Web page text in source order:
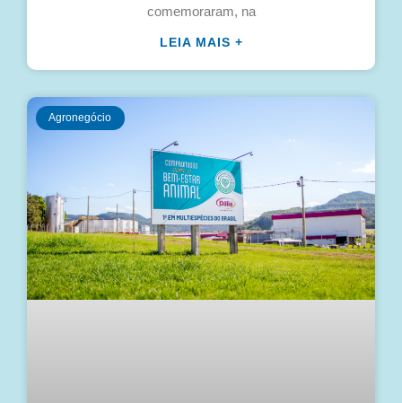
comemoraram, na
LEIA MAIS +
Agronegócio